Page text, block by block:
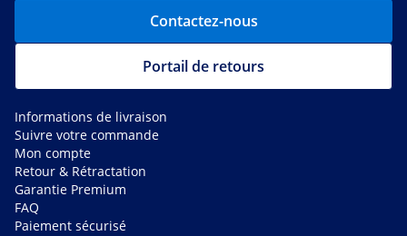
Contactez-nous
Portail de retours
Informations de livraison
Suivre votre commande
Mon compte
Retour & Rétractation
Garantie Premium
FAQ
Paiement sécurisé